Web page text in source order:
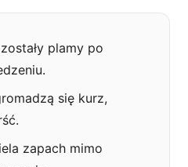
plamy po
się kurz,
zapach mimo